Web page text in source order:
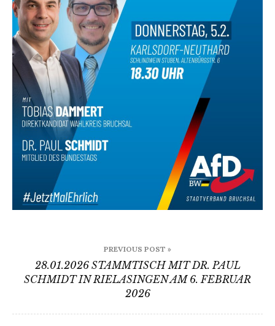
Schmidt
PREVIOUS POST »
28.01.2026 STAMMTISCH MIT DR. PAUL
SCHMIDT IN RIELASINGEN AM 6. FEBRUAR
2026